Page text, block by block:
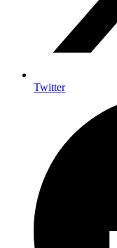
Twitter